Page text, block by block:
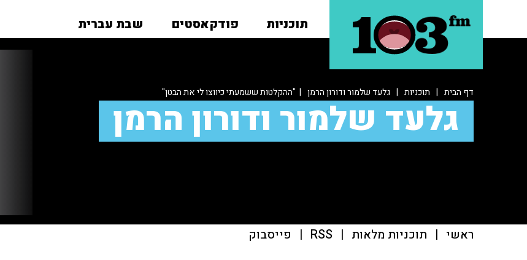
תוכניות פודקאסטים שבת עברית
דף הבית | תוכניות | גלעד שלמור ודורון הרמן | "ההקלטות ששמעתי כיווצו לי את הבטן"
גלעד שלמור ודורון הרמן
ראשי | תוכניות מלאות |
RSS
| פייסבוק